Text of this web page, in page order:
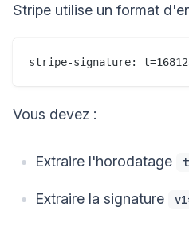
Stripe utilise un format
Vous devez :
Extraire l'horodatage
Extraire la signature